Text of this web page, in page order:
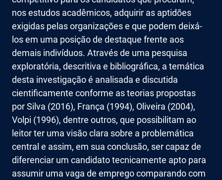
nos estudos acadêmicos, adquirir as aptidões
exigidas pelas organizações e que podem deixá-
los em uma posição de destaque frente aos
demais indivíduos. Através de uma pesquisa
exploratória, descritiva e bibliográfica, a temática
desta investigação é analisada e discutida
cientificamente conforme as teorias propostas
por Silva (2016), França (1994), Oliveira (2004),
Volpi (1996), dentre outros, que possibilitam ao
leitor ter uma visão clara sobre a problemática
central e assim, em sua conclusão, ser capaz de
diferenciar um candidato tecnicamente apto para
assumir uma vaga de emprego comparando com